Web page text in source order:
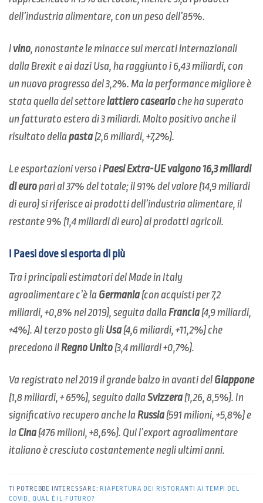
dell’industria alimentare, con un peso dell’85%.
lvino, nonostante le minacce sui mercati internazionali
dalla Brexit e ai dazi Usa, ha raggiunto i 6,43 miliardi, con
un nuovo progresso del 3,2%. Ma la performance migliore è
stata quella del settorelattiero casearioche ha superato
un fatturato estero di 3 miliardi. Molto positivo anche il
risultato dellapasta(2,6 miliardi, +7,2%).
Le esportazioni verso iPaesi Extra-UE valgono 16,3 miliardi
di europari al 37% del totale; il 91% del valore (14,9 miliardi
di euro) si riferisce ai prodotti dell’industria alimentare, il
restante 9% (1,4 miliardi di euro) ai prodotti agricoli.
I Paesi dove si esporta di più
Tra i principali estimatori del Made in Italy
agroalimentare c’è la Germania(con acquisti per 7,2
miliardi, +0,8% nel 2019), seguita dalla Francia(4,9 miliardi,
+4%). Al terzo posto gli Usa(4,6 miliardi, +11,2%) che
precedono il Regno Unito(3,4 miliardi +0,7%).
Va registrato nel 2019 il grande balzo in avanti del Giappone
(1,8 miliardi, + 65%), seguito dallaSvizzera(1,26, 8,5%). In
significativo recupero anche la Russia(591 milioni, +5,8%) e
la Cina(476 milioni, +8,6%). Qui l’export agroalimentare
italiano è cresciuto costantemente negli ultimi anni.
TI POTREBBE INTERESSARE: RIAPERTURA DEI RISTORANTI AI TEMPI DEL
COVID, QUAL È IL FUTURO?